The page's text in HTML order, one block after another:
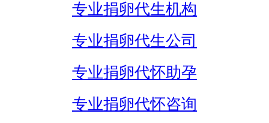
专业捐卵代生机构
专业捐卵代生公司
专业捐卵代怀助孕
专业捐卵代怀咨询